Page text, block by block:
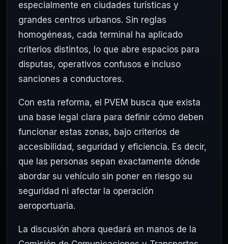
especialmente en ciudades turísticas y
grandes centros urbanos. Sin reglas
homogéneas, cada terminal ha aplicado
criterios distintos, lo que abre espacios para
disputas, operativos confusos e incluso
sanciones a conductores.
Con esta reforma, el PVEM busca que exista
una base legal clara para definir cómo deben
funcionar estas zonas, bajo criterios de
accesibilidad, seguridad y eficiencia. Es decir,
que las personas sepan exactamente dónde
abordar su vehículo sin poner en riesgo su
seguridad ni afectar la operación
aeroportuaria.
La discusión ahora quedará en manos de la